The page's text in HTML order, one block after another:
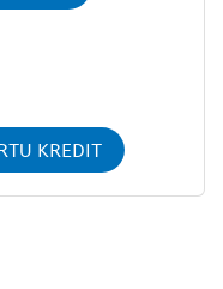
KREDIT